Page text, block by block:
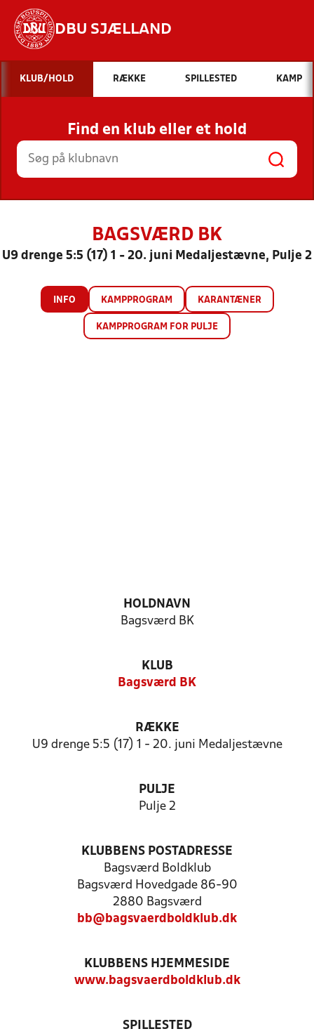
DBU SJÆLLAND
Hvad vil du søge efter?
INDHOLD OG NYHEDER
STILLINGER, RESULTATER, KLUBBER OG
HOLD
KLUB/HOLD RÆKKE SPILLESTED KAMP
Find en klub eller et hold
BAGSVÆRD BK
U9 drenge 5:5 (17) 1 - 20. juni Medaljestævne, Pulje 2
INFO KAMPPROGRAM KARANTÆNER
KAMPPROGRAM FOR PULJE
HOLDNAVN
Bagsværd BK
KLUB
Bagsværd BK
RÆKKE
U9 drenge 5:5 (17) 1 - 20. juni Medaljestævne
PULJE
Pulje 2
KLUBBENS POSTADRESSE
Bagsværd Boldklub
Bagsværd Hovedgade 86-90
2880 Bagsværd
bb@bagsvaerdboldklub.dk
KLUBBENS HJEMMESIDE
www.bagsvaerdboldklub.dk
SPILLESTED